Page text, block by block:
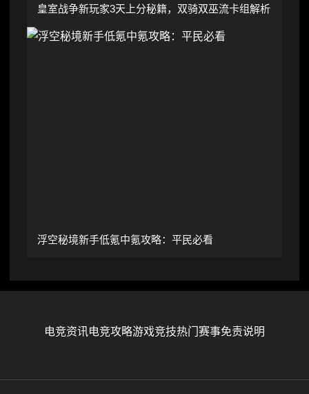
皇室战争新玩家3天上分秘籍，双骑双巫流卡组解析
浮空秘境新手低氪中氪攻略：平民必看
电竞资讯电竞攻略游戏竞技热门赛事免责说明